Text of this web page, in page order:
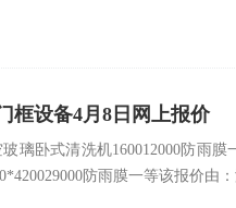
框设备4月8日网上报价
璃卧式清洗机160012000防雨
防雨膜一等该报价由